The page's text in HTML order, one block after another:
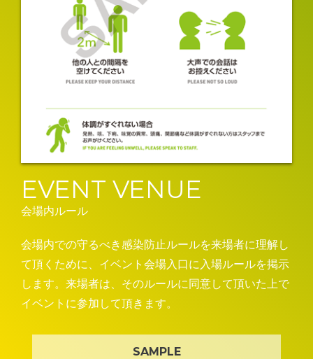
EVENT VENUE
会場内ルール
会場内での守るべき感染防止ルールを来場者に理解し
て頂くために、イベント会場入口に入場ルールを掲示
します。来場者は、そのルールに同意して頂いた上で
イベントに参加して頂きます。
SAMPLE